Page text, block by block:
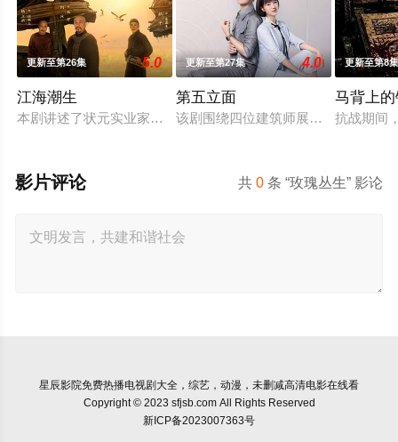
更新至第26集 5.0
江海潮生
本剧讲述了状元实业家张謇创办大生企业，实业报国的故事。
更新至第27集 4.0
第五立面
该剧围绕四位建筑师展开，讲述了他
更新至第8
马背上
抗战期间
共0 条 “玫瑰丛生” 影论
影片评论
星辰影院免费热播电视剧大全，综艺，动漫，未删减高清电影在线看
Copyright © 2023 sfjsb.com All Rights Reserved
新ICP备2023007363号